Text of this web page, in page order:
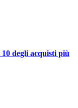
degli acquisti più